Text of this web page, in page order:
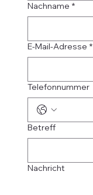
Nachname *
E-Mail-Adresse *
Telefonnummer
Betreff
Nachricht